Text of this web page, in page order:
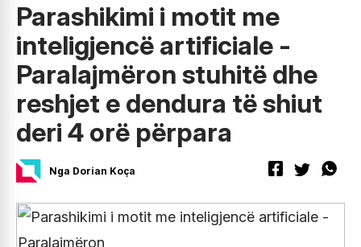
Parashikimi i motit me
inteligjencë artificiale -
Paralajmëron stuhitë dhe
reshjet e dendura të shiut
deri 4 orë përpara
Nga Dorian Koça